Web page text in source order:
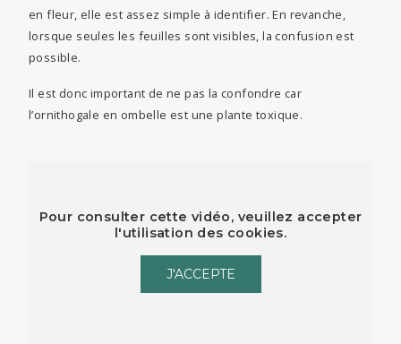
en fleur, elle est assez simple à identifier. En revanche,
lorsque seules les feuilles sont visibles, la confusion est
possible.
Il est donc important de ne pas la confondre car
l’ornithogale en ombelle est une plante toxique.
Pour consulter cette vidéo, veuillez accepter
l'utilisation des cookies.
J'ACCEPTE